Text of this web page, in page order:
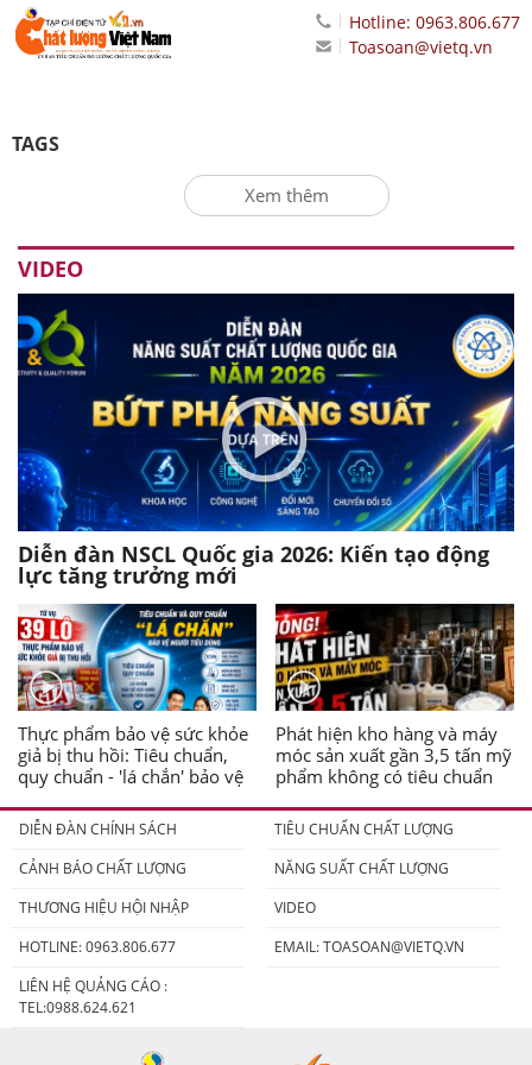
Hotline: 0963.806.677
Toasoan@vietq.vn
TAGS
Xem thêm
VIDEO
Diễn đàn NSCL Quốc gia 2026: Kiến tạo động
lực tăng trưởng mới
Thực phẩm bảo vệ sức khỏe
giả bị thu hồi: Tiêu chuẩn,
quy chuẩn - 'lá chắn' bảo vệ
Phát hiện kho hàng và máy
móc sản xuất gần 3,5 tấn mỹ
phẩm không có tiêu chuẩn
DIỄN ĐÀN CHÍNH SÁCH
TIÊU CHUẨN CHẤT LƯỢNG
CẢNH BÁO CHẤT LƯỢNG
NĂNG SUẤT CHẤT LƯỢNG
THƯƠNG HIỆU HỘI NHẬP
VIDEO
HOTLINE: 0963.806.677
EMAIL:TOASOAN@VIETQ.VN
LIÊN HỆ QUẢNG CÁO :
TEL:0988.624.621